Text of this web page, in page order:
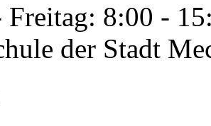
Freitag: 8:00 -
der Stadt